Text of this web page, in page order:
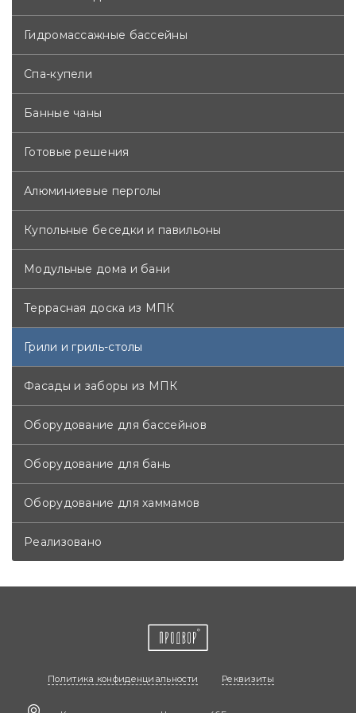
Гидромассажные бассейны
Спа-купели
Банные чаны
Готовые решения
Алюминиевые перголы
Купольные беседки и павильоны
Модульные дома и бани
Террасная доска из МПК
Грили и гриль-столы
Фасады и заборы из МПК
Оборудование для бассейнов
Оборудование для бань
Оборудование для хаммамов
Реализовано
Политика конфиденциальности Реквизиты